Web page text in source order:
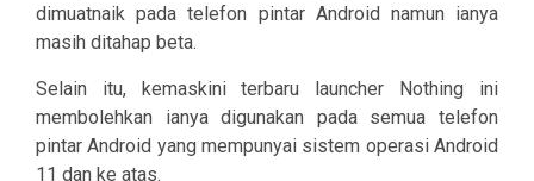
dimuatnaik pada telefon pintar Android namun ianya
masih ditahap beta.
Selain itu, kemaskini terbaru launcher Nothing ini
membolehkan ianya digunakan pada semua telefon
pintar Android yang mempunyai sistem operasi Android
11 dan ke atas.